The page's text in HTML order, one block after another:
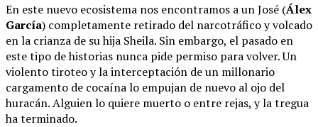
En este nuevo ecosistema nos encontramos a un José (Álex
García) completamente retirado del narcotráfico y volcado
en la crianza de su hija Sheila. Sin embargo, el pasado en
este tipo de historias nunca pide permiso para volver. Un
violento tiroteo y la interceptación de un millonario
cargamento de cocaína lo empujan de nuevo al ojo del
huracán. Alguien lo quiere muerto o entre rejas, y la tregua
ha terminado.